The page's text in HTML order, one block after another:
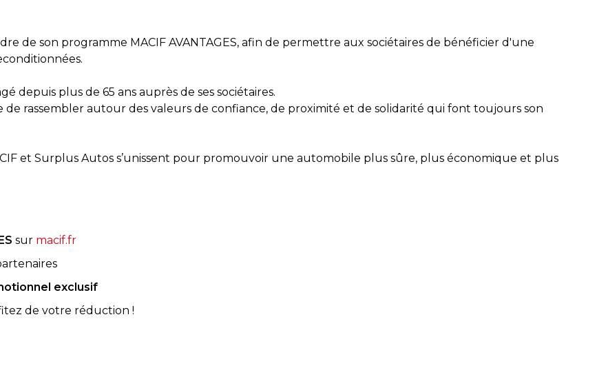
de son programme MACIF AVANTAGES, afin de permettre aux sociétaires de bénéficier d'une
depuis plus de 65 ans auprès de ses sociétaires.
rassembler autour des valeurs de confiance, de proximité et de solidarité qui font toujours son
et Surplus Autos s’unissent pour promouvoir une automobile plus sûre, plus économique et plus
sur macif.fr
exclusif
de votre réduction !